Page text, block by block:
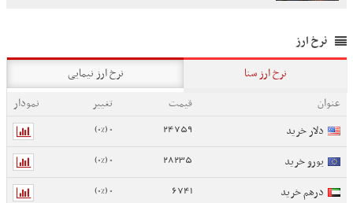
نرخ ارز
نرخ ارز سنا
نرخ ارز نیمایی
عنوان
قیمت تغییر
نمودار
دلار خرید
24759
0 (0%)
یورو خرید 28235
0 (0%)
درهم خرید 6741
0 (0%)